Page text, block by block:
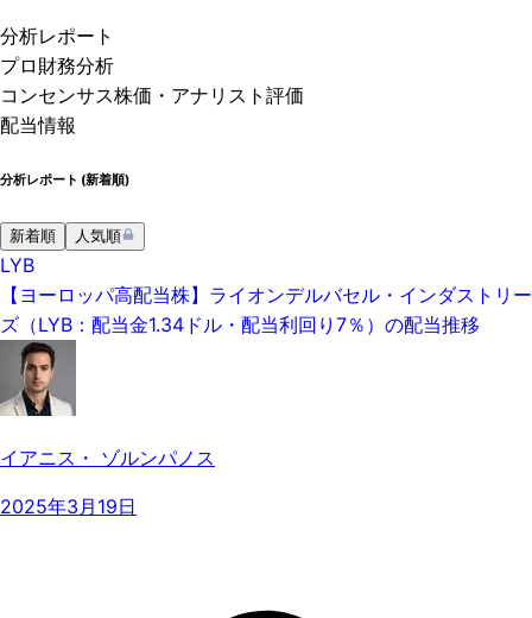
分析レポート
プロ 財務分析
コンセンサス株価 ・アナリスト評価
配当情報
分析レポート (新着順)
新着順 人気順
LYB
【ヨーロッパ高配当株】ライオンデルバセル・インダストリー
ズ（LYB：配当金1.34ドル・配当利回り7％）の配当推移
イアニス・ ゾルンパノス
2025年3月19日